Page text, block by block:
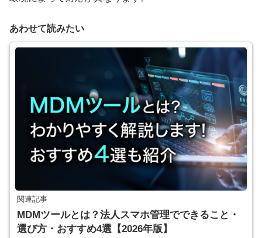
あわせて読みたい
関連記事
MDMツールとは？法人スマホ管理でできること・
選び方・おすすめ4選【2026年版】